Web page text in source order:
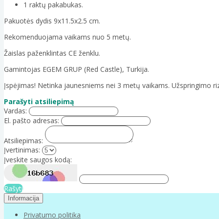
1 raktų pakabukas.
Pakuotės dydis 9x11.5x2.5 cm.
Rekomenduojama vaikams nuo 5 metų.
Žaislas paženklintas CE ženklu.
Gamintojas EGEM GRUP (Red Castle), Turkija.
Įspėjimas! Netinka jaunesniems nei 3 metų vaikams. Užspringimo
Parašyti atsiliepimą
Vardas:
El. pašto adresas:
Atsiliepimas:
Įvertinimas:
Įveskite saugos kodą:
Rašyti
Informacija
Privatumo politika